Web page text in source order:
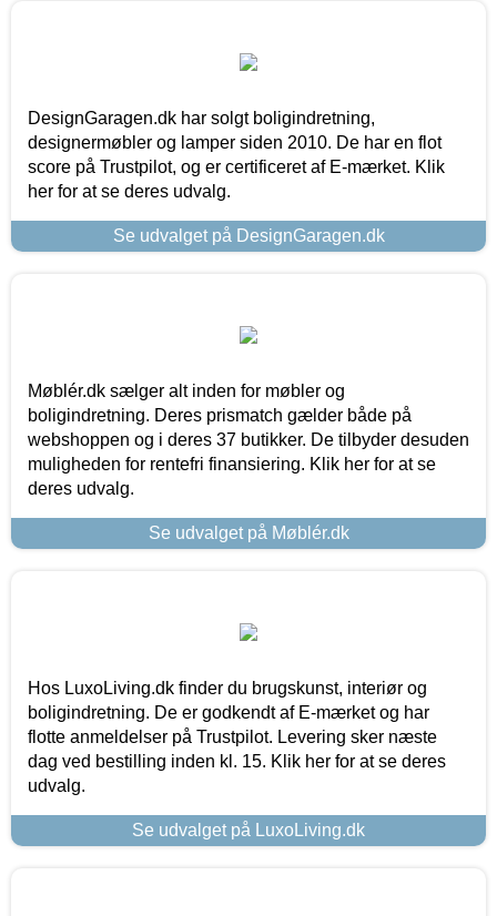
DesignGaragen.dk har solgt boligindretning,
designermøbler og lamper siden 2010. De har en flot
score på Trustpilot, og er certificeret af E-mærket. Klik
her for at se deres udvalg.
Se udvalget på DesignGaragen.dk
Møblér.dk sælger alt inden for møbler og
boligindretning. Deres prismatch gælder både på
webshoppen og i deres 37 butikker. De tilbyder desuden
muligheden for rentefri finansiering. Klik her for at se
deres udvalg.
Se udvalget på Møblér.dk
Hos LuxoLiving.dk finder du brugskunst, interiør og
boligindretning. De er godkendt af E-mærket og har
flotte anmeldelser på Trustpilot. Levering sker næste
dag ved bestilling inden kl. 15. Klik her for at se deres
udvalg.
Se udvalget på LuxoLiving.dk